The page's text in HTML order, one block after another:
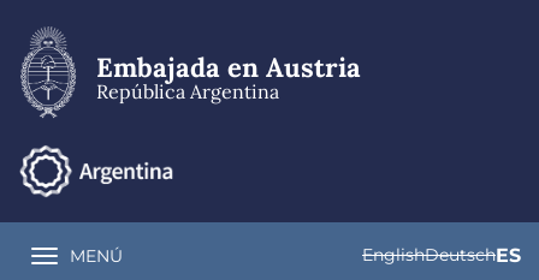
contenido
principal
Embajada en Austria
República Argentina
Toggle navigation
MENÚ EnglishDeutschES